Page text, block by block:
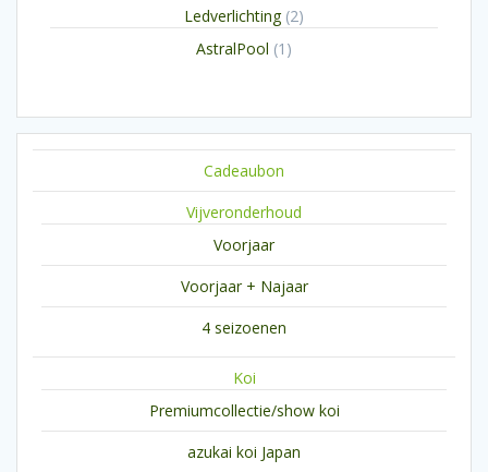
Ledverlichting 22
AstralPool 1 1
Cadeaubon
Vijveronderhoud
Voorjaar
Voorjaar + Najaar
4 seizoenen
Koi
Premiumcollectie/show koi
azukai koi Japan